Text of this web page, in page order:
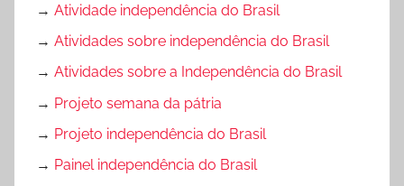
→ Atividade independência do Brasil
→ Atividades sobre independência do Brasil
→ Atividades sobre a Independência do Brasil
→ Projeto semana da pátria
→ Projeto independência do Brasil
→ Painel independência do Brasil